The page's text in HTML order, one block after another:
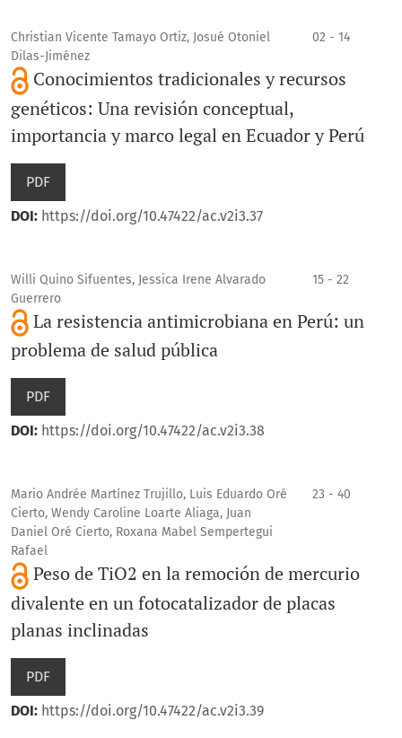
Christian Vicente Tamayo Ortiz, Josué Otoniel
Dilas-Jiménez
02 - 14
Conocimientos tradicionales y recursos
genéticos: Una revisión conceptual,
importancia y marco legal en Ecuador y Perú
PDF
DOI: https://doi.org/10.47422/ac.v2i3.37
Willi Quino Sifuentes, Jessica Irene Alvarado
Guerrero
15 - 22
La resistencia antimicrobiana en Perú: un
problema de salud pública
PDF
DOI: https://doi.org/10.47422/ac.v2i3.38
Mario Andrée Martínez Trujillo, Luis Eduardo Oré
Cierto, Wendy Caroline Loarte Aliaga, Juan
Daniel Oré Cierto, Roxana Mabel Sempertegui
Rafael
23 - 40
Peso de TiO2 en la remoción de mercurio
divalente en un fotocatalizador de placas
planas inclinadas
PDF
DOI: https://doi.org/10.47422/ac.v2i3.39